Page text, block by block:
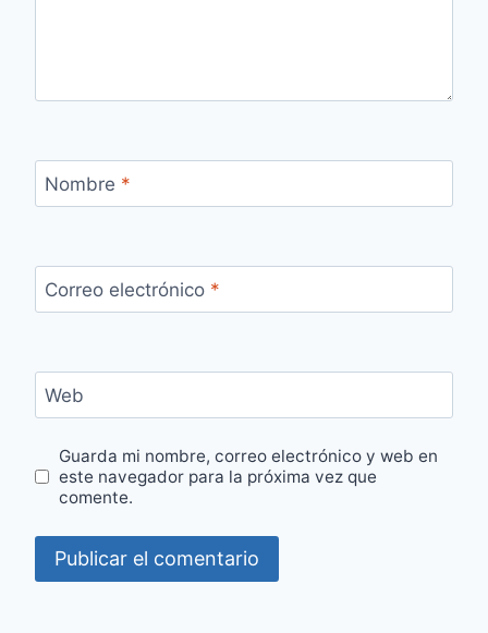
Nombre *
Correo electrónico *
Web
Guarda mi nombre, correo electrónico y web en
este navegador para la próxima vez que
comente.